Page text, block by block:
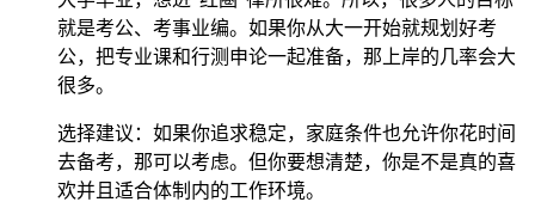
就是考公、考事业编。如果你从大一开始就规划好考
公，把专业课和行测申论一起准备，那上岸的几率会大
很多。
选择建议：如果你追求稳定，家庭条件也允许你花时间
去备考，那可以考虑。但你要想清楚，你是不是真的喜
欢并且适合体制内的工作环境。